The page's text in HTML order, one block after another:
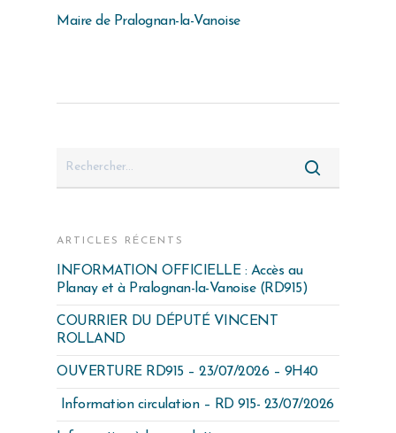
Maire de Pralognan-la-Vanoise
ARTICLES RÉCENTS
INFORMATION OFFICIELLE : Accès au
Planay et à Pralognan-la-Vanoise (RD915)
COURRIER DU DÉPUTÉ VINCENT
ROLLAND
OUVERTURE RD915 – 23/07/2026 – 9H40
Information circulation – RD 915- 23/07/2026